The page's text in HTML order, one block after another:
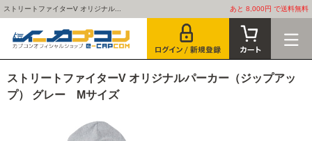
ストリートファイターV オリジナル... あと 8,000円 で送料無料
ストリートファイターV オリジナルパーカー（ジップアッ
プ） グレー Mサイズ